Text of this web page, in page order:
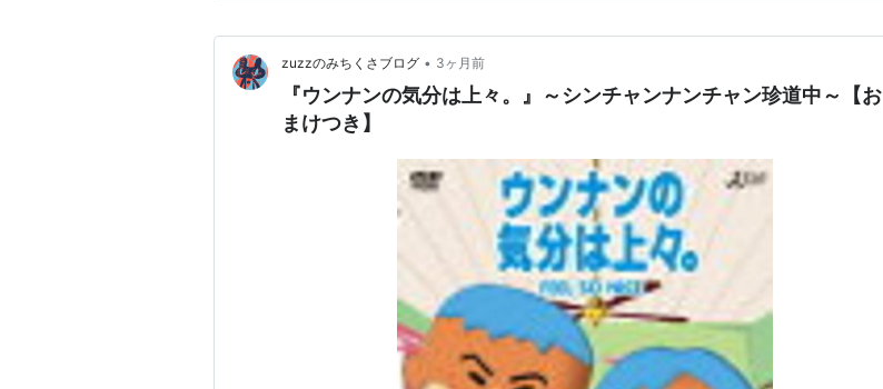
zuzzのみちくさブログ • 3ヶ月前
『ウンナンの気分は上々。』～シンチャンナンチャン珍道中～【お
まけつき】